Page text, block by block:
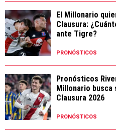
El Millonario
Clausura:
ante Tigre?
PRONÓSTICOS
Pronósticos
Millonario
Clausura 2026
PRONÓSTICOS